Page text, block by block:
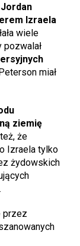
Jordan
Izraela
wiele
miał
ziemię
że
Izraela tylko
żydowskich
przez